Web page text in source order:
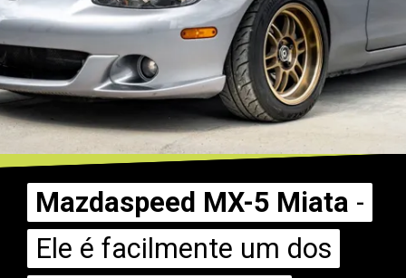
Mazdaspeed MX-5 Miata -
Ele é facilmente um dos
Mazdaspeed MX-5 Miata -
Ele é facilmente um dos